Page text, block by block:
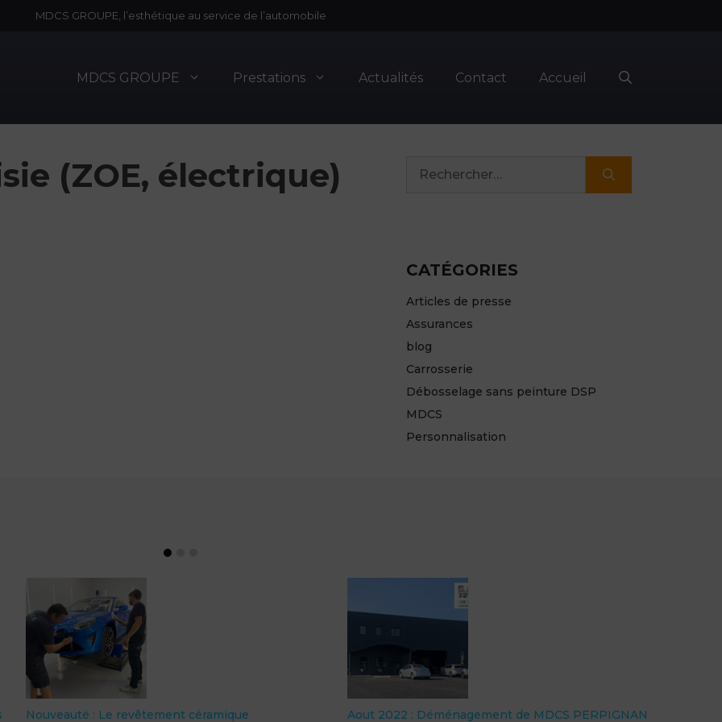
MDCS GROUPE, l’esthétique au service de l’automobile
MDCS GROUPE Prestations Actualités Contact Accueil
(ZOE, électrique)
CATÉGORIES
Articles de presse
Assurances
blog
Carrosserie
Débosselage sans peinture DSP
MDCS
Personnalisation
Aout 2022 : Déménagement de MDCS PERPIGNAN